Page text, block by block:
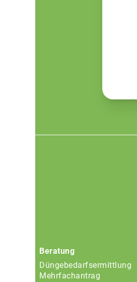
Beratung
Düngebedarfsermittlung
Mehrfachantrag